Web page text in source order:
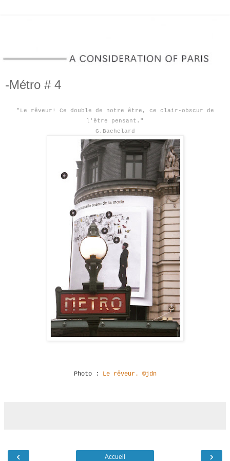
-Métro # 4
"Le rêveur! Ce double de notre être, ce clair-obscur de
l'être pensant."
G.Bachelard
Photo : Le rêveur. ©jdn
‹ ›
Accueil